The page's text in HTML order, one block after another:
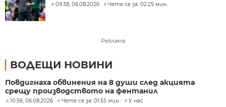
09:38, 06.08.2026 Чете се за: 02:25 мин.
Реклама
ВОДЕЩИ НОВИНИ
Повдигнаха обвинения на 8 души след акцията
срещу производството на фентанил
10:56, 06.08.2026 Чете се за: 01:55 мин. У нас